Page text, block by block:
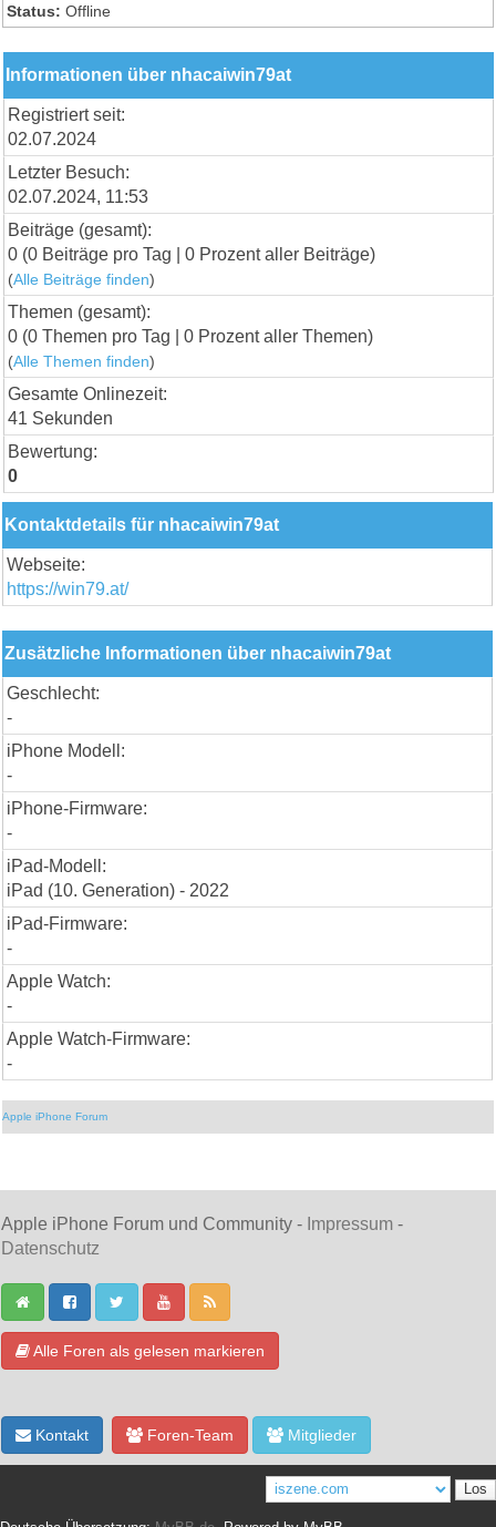
Status: Offline
Informationen über nhacaiwin79at
Registriert seit:
02.07.2024
Letzter Besuch:
02.07.2024, 11:53
Beiträge (gesamt):
0 (0 Beiträge pro Tag | 0 Prozent aller Beiträge)
(Alle Beiträge finden)
Themen (gesamt):
0 (0 Themen pro Tag | 0 Prozent aller Themen)
(Alle Themen finden)
Gesamte Onlinezeit:
41 Sekunden
Bewertung:
0
Kontaktdetails für nhacaiwin79at
Webseite:
https://win79.at/
Zusätzliche Informationen über nhacaiwin79at
Geschlecht:
-
iPhone Modell:
-
iPhone-Firmware:
-
iPad-Modell:
iPad (10. Generation) - 2022
iPad-Firmware:
-
Apple Watch:
-
Apple Watch-Firmware:
-
Apple iPhone Forum
Apple iPhone Forum und Community - Impressum -
Datenschutz
Alle Foren als gelesen markieren
Kontakt Foren-Team Mitglieder